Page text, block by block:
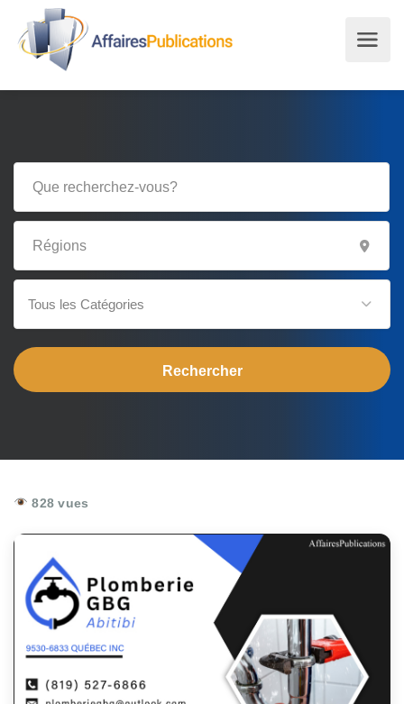
Tous les Catégories
828 vues